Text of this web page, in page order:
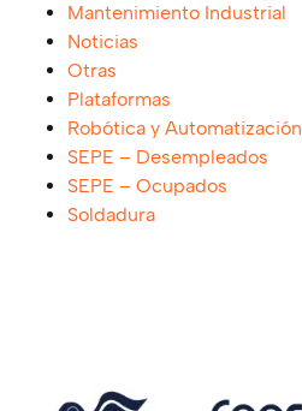
Mantenimiento Industrial
Noticias
Otras
Plataformas
Robótica y Automatización
SEPE – Desempleados
SEPE – Ocupados
Soldadura